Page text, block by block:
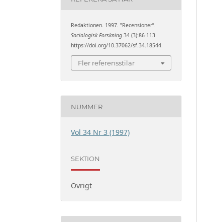
Redaktionen. 1997. ”Recensioner”.
Sociologisk Forskning 34 (3):86-113.
https://doi.org/10.37062/sf.34.18544.
Fler referensstilar
NUMMER
Vol 34 Nr 3 (1997)
SEKTION
Övrigt